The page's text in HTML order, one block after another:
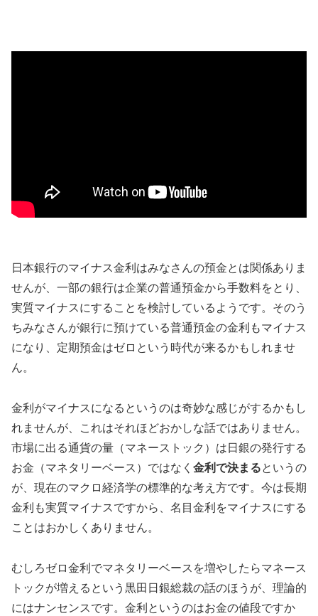
日本銀行のマイナス金利はみなさんの預金とは関係ありま
せんが、一部の銀行は企業の普通預金から手数料をとり、
実質マイナスにすることを検討しているようです。そのう
ちみなさんが銀行に預けている普通預金の金利もマイナス
になり、定期預金はゼロという時代が来るかもしれませ
ん。
金利がマイナスになるというのは奇妙な感じがするかもし
れませんが、これはそれほどおかしな話ではありません。
市場に出る通貨の量（マネーストック）は日銀の発行する
お金（マネタリーベース）ではなく 金利で決まるというの
が、現在のマクロ経済学の標準的な考え方です。今は長期
金利も実質マイナスですから、名目金利をマイナスにする
ことはおかしくありません。
むしろゼロ金利でマネタリーベースを増やしたらマネース
トックが増えるという黒田日銀総裁の話のほうが、理論的
にはナンセンスです。金利というのはお金の値段ですか